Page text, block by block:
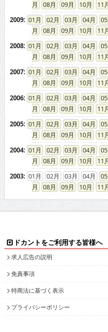
08
09 10 11
2009: 01 02 03 04 05
08
09 10 11
2008: 01 02 03 04 05
08
09 10 11
2007: 01 02 03 04 05
08
09 10 11
2006: 01 02 03 04 05
08
09 10 11
2005: 01 02 03 04 05
08
09 10 11
2004: 01 02 03 04 05
08
09 10 11
2003: 01 02 03 04 05
08
09 10 11
ドカントをご利用する皆様へ
求人広告の説明
免責事項
特商法に基づく表示
プライバシーポリシー